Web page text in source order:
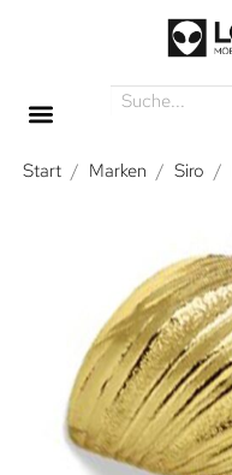
Start / Marken / Siro /